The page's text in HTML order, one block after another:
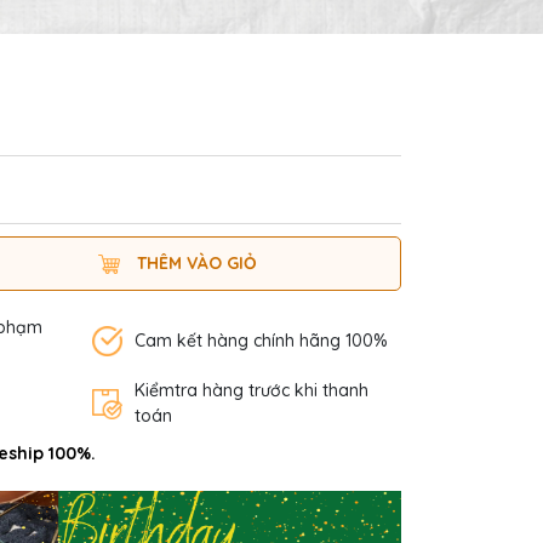
THÊM VÀO GIỎ
Cam kết hàng chính hãng 100%
Kiểmtra hàng trước khi thanh
toán
100%.